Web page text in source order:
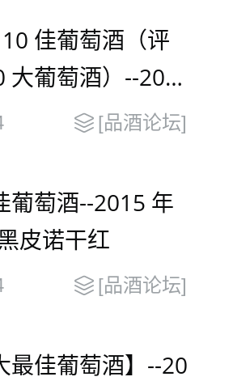
佳葡萄酒（评
葡萄酒）--2013
[品酒论坛]
葡萄酒--2015 年
皮诺干红
[品酒论坛]
最佳葡萄酒】--20